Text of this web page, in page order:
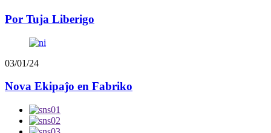
Por Tuja Liberigo
03/01/24
Nova Ekipaĵo en Fabriko